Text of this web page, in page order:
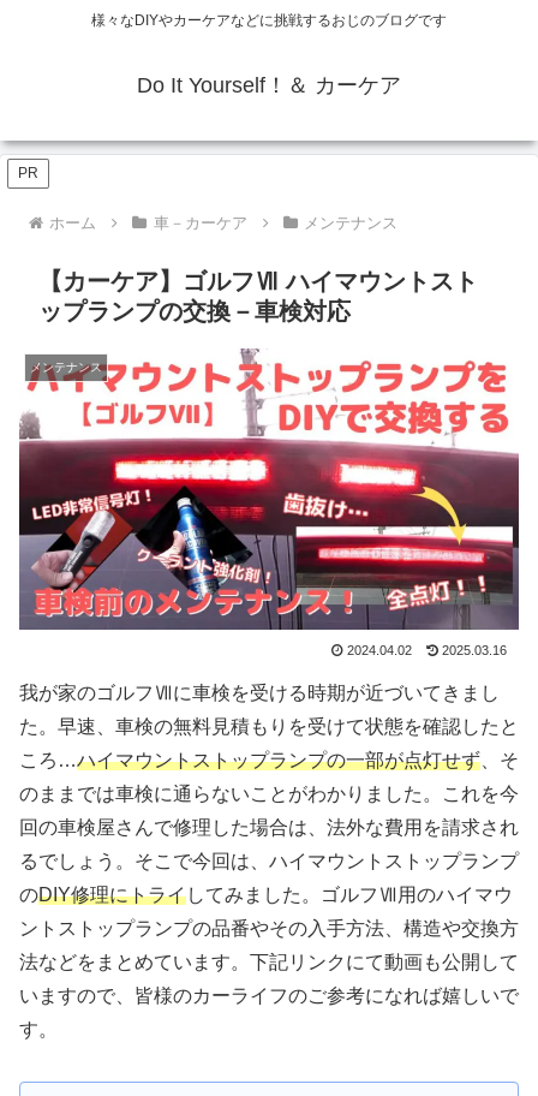
様々なDIYやカーケアなどに挑戦するおじのブログです
Do It Yourself！＆ カーケア
PR
ホーム 車－カーケア メンテナンス
【カーケア】ゴルフⅦ ハイマウントスト
ップランプの交換－車検対応
メンテナンス
2024.04.02 2025.03.16
我が家のゴルフⅦに車検を受ける時期が近づいてきまし
た。早速、車検の無料見積もりを受けて状態を確認したと
ころ…ハイマウントストップランプの一部が点灯せず 、そ
のままでは車検に通らないことがわかりました。これを今
回の車検屋さんで修理した場合は、法外な費用を請求され
るでしょう。そこで今回は、ハイマウントストップランプ
のDIY修理にトライしてみました。ゴルフⅦ用のハイマウ
ントストップランプの品番やその入手方法、構造や交換方
法などをまとめています。下記リンクにて動画も公開して
いますので、皆様のカーライフのご参考になれば嬉しいで
す。